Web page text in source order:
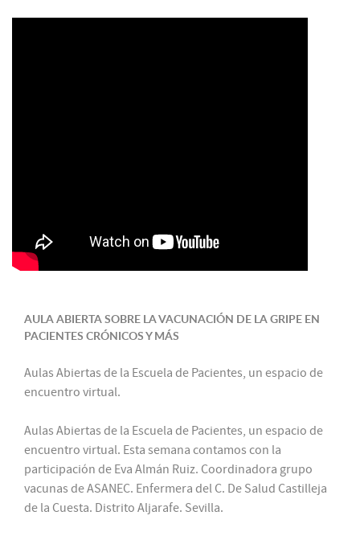
AULA ABIERTA SOBRE LA VACUNACIÓN DE LA GRIPE EN
PACIENTES CRÓNICOS Y MÁS
Aulas Abiertas de la Escuela de Pacientes, un espacio de
encuentro virtual.
Aulas Abiertas de la Escuela de Pacientes, un espacio de
encuentro virtual. Esta semana contamos con la
participación de Eva Almán Ruiz. Coordinadora grupo
vacunas de ASANEC. Enfermera del C. De Salud Castilleja
de la Cuesta. Distrito Aljarafe. Sevilla.